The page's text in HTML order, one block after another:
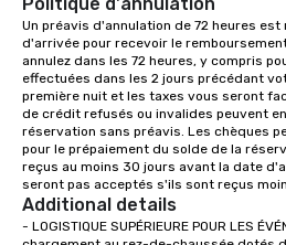
Politique d'annulation
Un préavis d'annulation de 72 heures
d'arrivée pour recevoir le
annulez dans les 72 heures, y compris
effectuées dans les 2 jours précédant
première nuit et les taxes vous seront
de crédit refusés ou invalides peuvent
réservation sans préavis. Les chèques
pour le prépaiement du solde de la
reçus au moins 30 jours avant la date
seront pas acceptés s'ils sont reçus
Additional details
- LOGISTIQUE SUPÉRIEURE POUR LES